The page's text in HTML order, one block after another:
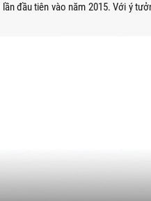
đầu tiên vào năm 2015. Với ý